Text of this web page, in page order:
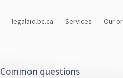
legalaid.bc.ca Services Our
Common questions